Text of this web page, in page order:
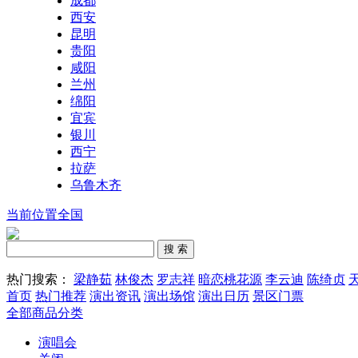
西安
昆明
贵阳
咸阳
兰州
绵阳
宜宾
银川
西宁
拉萨
乌鲁木齐
当前位置全国
热门搜索： 梁静茹 林俊杰 罗志祥 暗恋桃花源 李云迪 陈绮贞
首页 热门推荐 演出资讯 演出场馆 演出日历 景区门票
全部商品分类
演唱会